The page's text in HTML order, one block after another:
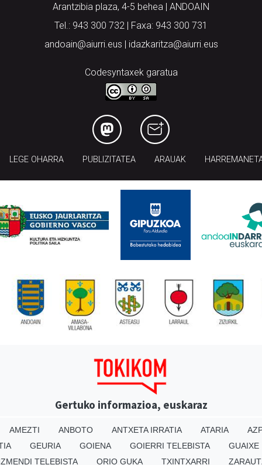
Arantzibia plaza, 4-5 behea | ANDOAIN
Tel.: 943 300 732 | Faxa: 943 300 731
andoain@aiurri.eus | idazkaritza@aiurri.eus
Codesyntaxek garatua
LEGE OHARRA PUBLIZITATEA ARAUAK
Gertuko informazioa, euskaraz
AMEZTI ANBOTO ANTXETA IRRATIA ATARIA
GEURIA GOIENA GOIERRI TELEBISTA
GUAIXE
TELEBISTA ORIO GUKA TXINTXARRI